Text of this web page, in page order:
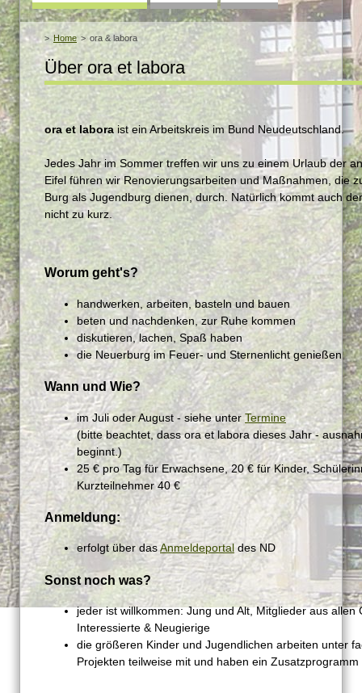
Home ora & labora
Über ora et labora
ora et labora ist ein Arbeitskreis im Bund Neudeutschland.
Jedes Jahr im Sommer treffen wir uns zu einem Urlaub der
Eifel führen wir Renovierungsarbeiten und Maßnahmen, die
Burg als Jugendburg dienen, durch. Natürlich kommt auch
nicht zu kurz.
Worum geht's?
handwerken, arbeiten, basteln und bauen
beten und nachdenken, zur Ruhe kommen
diskutieren, lachen, Spaß haben
die Neuerburg im Feuer- und Sternenlicht genießen
Wann und Wie?
im Juli oder August - siehe unter Termine
(bitte beachtet, dass ora et labora dieses Jahr -
beginnt.)
25 € pro Tag für Erwachsene, 20 € für Kinder,
Kurzteilnehmer 40 €
Anmeldung:
erfolgt über dasAnmeldeportal des ND
Sonst noch was?
jeder ist willkommen: Jung und Alt, Mitglieder aus allen
Interessierte & Neugierige
die größeren Kinder und Jugendlichen arbeiten unter
Projekten teilweise mit und haben ein Zusatzprogramm